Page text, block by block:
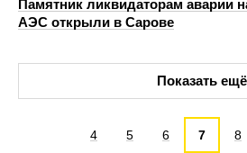
Памятник ликвидаторам аварии
АЭС открыли в Сарове
Показать ещё
4 5 6 7 8